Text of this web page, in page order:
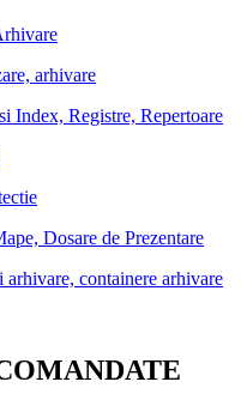
arhivare
Index, Registre, Repertoare
Dosare de Prezentare
containere arhivare